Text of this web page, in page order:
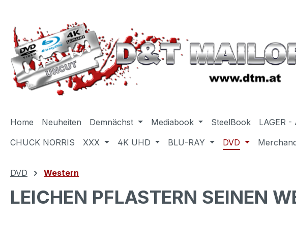
Home Neuheiten Demnächst Mediabook SteelBook LAGER -
CHUCK NORRIS
XXX 4K UHD BLU-RAY DVD
DVD Western
LEICHEN PFLASTERN SEINEN